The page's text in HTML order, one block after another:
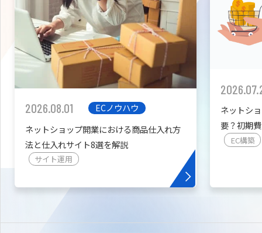
拡張プラグイン一覧
カスタマイズ開発
2026.08.01
ECノウハウ
ネットショップ開業における商品仕入れ方
法と仕入れサイト8選を解説
サイト運用
ネットシ
要？初期
を紹介
EC構築